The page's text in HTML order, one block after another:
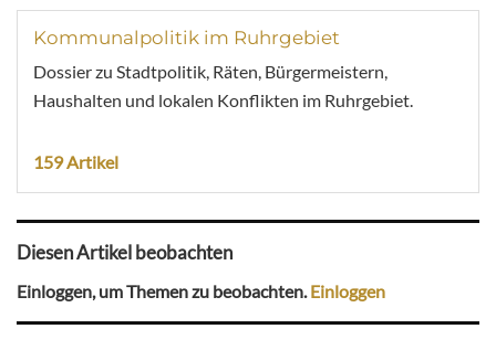
Kommunalpolitik im Ruhrgebiet
Dossier zu Stadtpolitik, Räten, Bürgermeistern,
Haushalten und lokalen Konflikten im Ruhrgebiet.
159 Artikel
Diesen Artikel beobachten
Einloggen, um Themen zu beobachten.Einloggen